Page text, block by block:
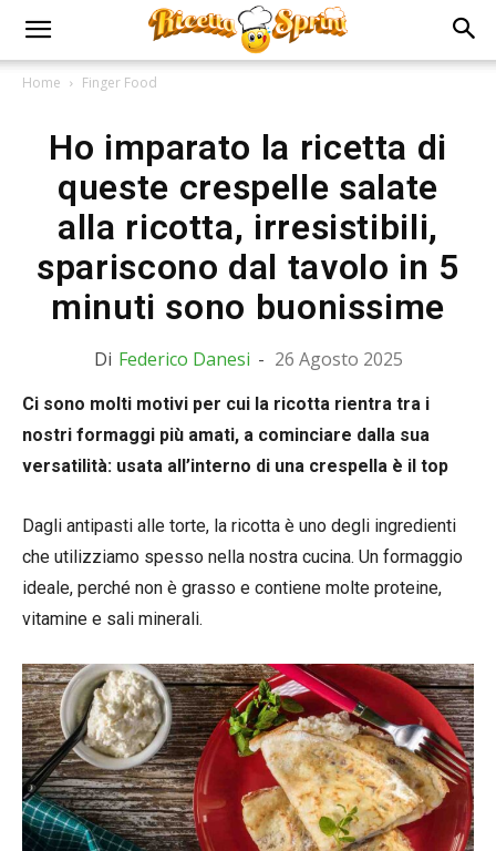
Home Finger Food
Ho imparato la ricetta di
queste crespelle salate
alla ricotta, irresistibili,
spariscono dal tavolo in 5
minuti sono buonissime
Di Federico Danesi - 26 Agosto 2025
Ci sono molti motivi per cui la ricotta rientra tra i
nostri formaggi più amati, a cominciare dalla sua
versatilità: usata all’interno di una crespella è il top
Dagli antipasti alle torte, la ricotta è uno degli ingredienti
che utilizziamo spesso nella nostra cucina. Un formaggio
ideale, perché non è grasso e contiene molte proteine,
vitamine e sali minerali.